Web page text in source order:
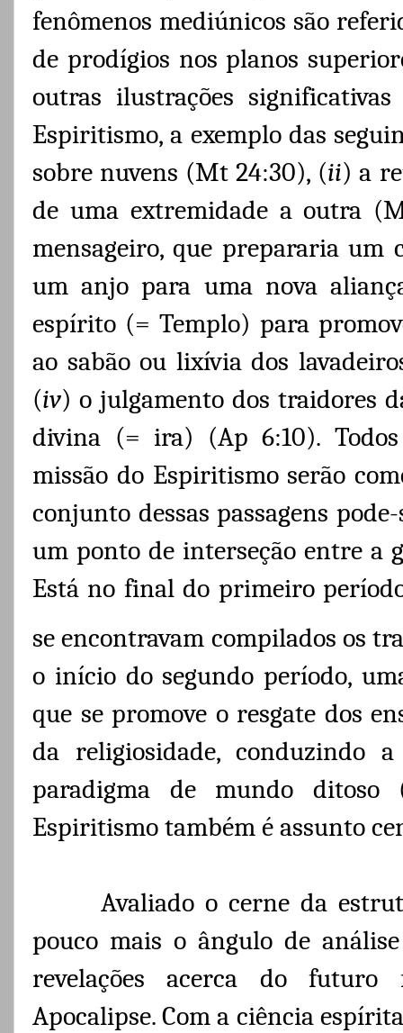
fenômenos mediúnicos são
de prodígios nos planos
outras ilustrações
Espiritismo, a exemplo das
sobre nuvens (Mt 24:30), (ii) a
de uma extremidade a outra
mensageiro, que prepararia um
um anjo para uma nova
espírito (= Templo) para
ao sabão ou lixívia dos
(iv) o julgamento dos traidores
divina (= ira) (Ap 6:10).
missão do Espiritismo serão
conjunto dessas passagens
um ponto de interseção entre a
Está no final do primeiro
se encontravam compilados os
o início do segundo período,
que se promove o resgate dos
da religiosidade, conduzindo
paradigma de mundo ditoso
Espiritismo também é assunto
Avaliado o cerne da
pouco mais o ângulo de
revelações acerca do
Apocalipse. Com a ciência